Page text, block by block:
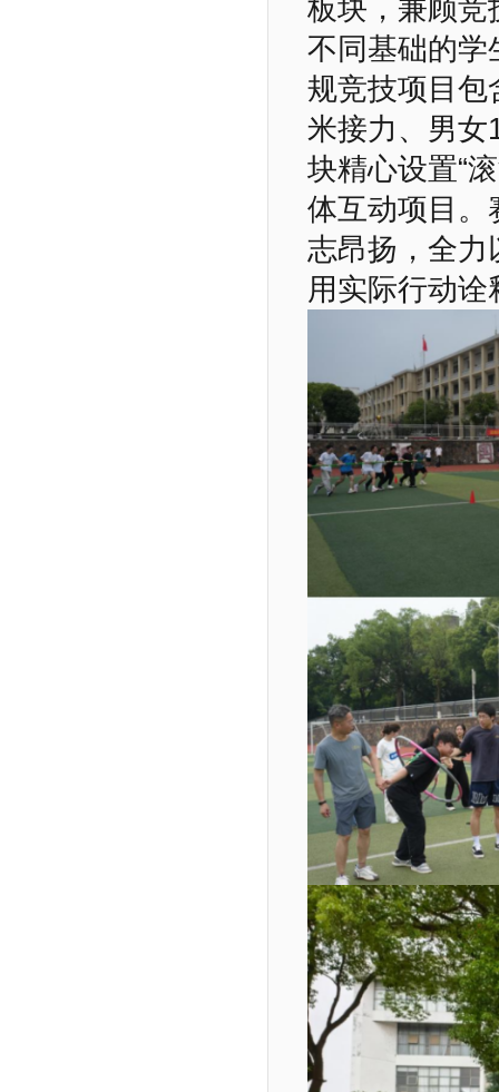
板块，兼顾竞
不同基础的学
规竞技项目包
米接力、男女
块精心设置“
体互动项目。
志昂扬，全力
用实际行动